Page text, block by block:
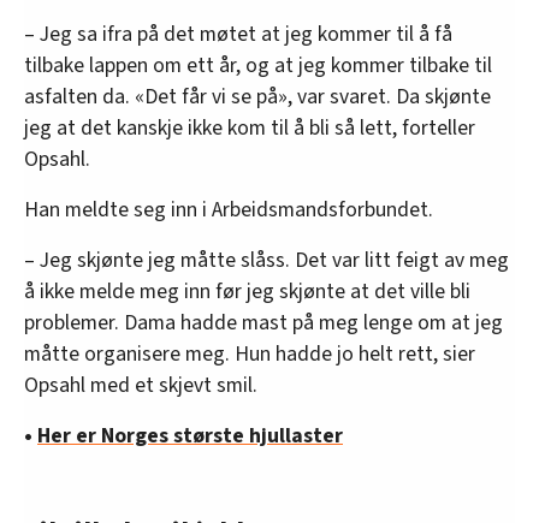
– Jeg sa ifra på det møtet at jeg kommer til å få
tilbake lappen om ett år, og at jeg kommer tilbake til
asfalten da. «Det får vi se på», var svaret. Da skjønte
jeg at det kanskje ikke kom til å bli så lett, forteller
Opsahl.
Han meldte seg inn i Arbeidsmandsforbundet.
– Jeg skjønte jeg måtte slåss. Det var litt feigt av meg
å ikke melde meg inn før jeg skjønte at det ville bli
problemer. Dama hadde mast på meg lenge om at jeg
måtte organisere meg. Hun hadde jo helt rett, sier
Opsahl med et skjevt smil.
• Her er Norges største hjullaster